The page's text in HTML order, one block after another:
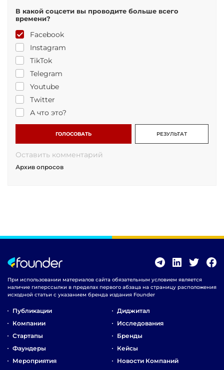
В какой соцсети вы проводите больше всего
времени?
Facebook
Instagram
TikTok
Telegram
Youtube
Twitter
А что это?
ГОЛОСОВАТЬ РЕЗУЛЬТАТ
Оставить комментарий
Архив опросов
При использовании материалов сайта обязательным условием является
наличие гиперссылки в пределах первого абзаца на страницу расположения
исходной статьи с указанием бренда издания Founder
Публикации
Компании
Стартапы
Фаундеры
Мероприятия
Диджитал
Исследования
Бренды
Кейсы
Новости Компаний